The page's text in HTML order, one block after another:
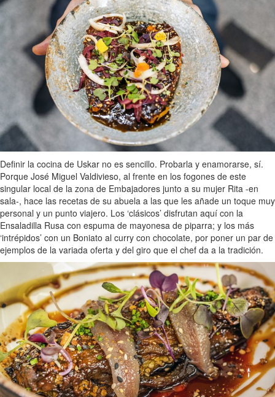
Definir la cocina de Uskar no es sencillo. Probarla y enamorarse, sí.
Porque José Miguel Valdivieso, al frente en los fogones de este
singular local de la zona de Embajadores junto a su mujer Rita -en
sala-, hace las recetas de su abuela a las que les añade un toque muy
personal y un punto viajero. Los ‘clásicos’ disfrutan aquí con la
Ensaladilla Rusa con espuma de mayonesa de piparra; y los más
‘intrépidos’ con un Boniato al curry con chocolate, por poner un par de
ejemplos de la variada oferta y del giro que el chef da a la tradición.